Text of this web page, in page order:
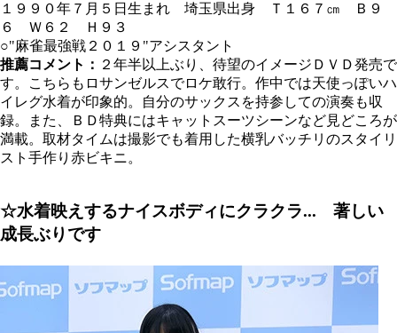
１９９０年７月５日生まれ 埼玉県出身 Ｔ１６７ ㎝ Ｂ９
６ Ｗ６２ Ｈ９３
○"麻雀最強戦２０１９"アシスタント
推薦コメント： ２年半以上ぶり、待望のイメージＤＶＤ発売で
す。こちらもロサンゼルスでロケ敢行。作中では天使っぽいハ
イレグ水着が印象的。自分のサックスを持参しての演奏も収
録。また、ＢＤ特典にはキャットスーツシーンなど見どころが
満載。取材タイムは撮影でも着用した横乳バッチリのスタイリ
スト手作り赤ビキニ。
☆水着映えするナイスボディにクラクラ... 著しい
成長ぶりです